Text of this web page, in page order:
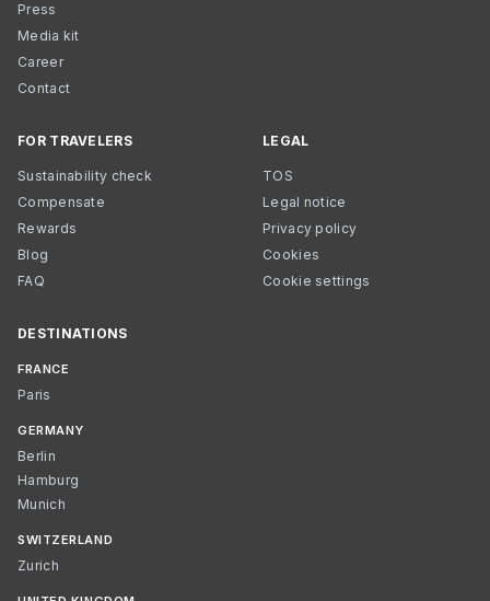
Press
Media kit
Career
Contact
FOR TRAVELERS
Sustainability check
Compensate
Rewards
Blog
FAQ
LEGAL
TOS
Legal notice
Privacy policy
Cookies
Cookie settings
DESTINATIONS
FRANCE
Paris
GERMANY
Berlin
Hamburg
Munich
SWITZERLAND
Zurich